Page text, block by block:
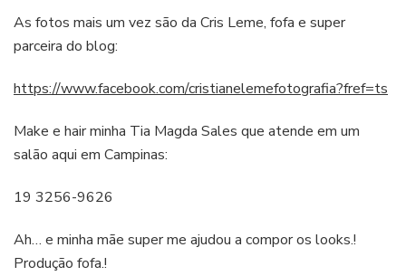
As fotos mais um vez são da Cris Leme, fofa e super
parceira do blog:
https://www.facebook.com/cristianelemefotografia?fref=ts
Make e hair minha Tia Magda Sales que atende em um
salão aqui em Campinas:
19 3256-9626
Ah… e minha mãe super me ajudou a compor os looks.!
Produção fofa.!